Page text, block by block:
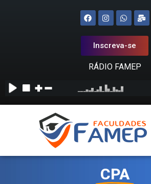
Inscreva-se
RÁDIO FAMEP
CPA